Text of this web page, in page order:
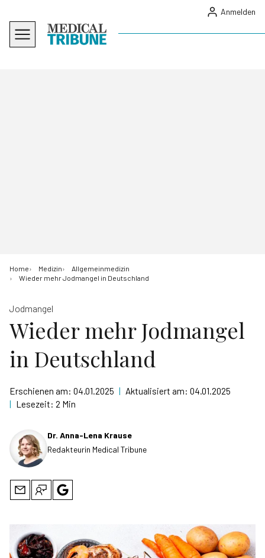
Anmelden
Home Medizin
Allgemeinmedizin
Wieder mehr Jodmangel in Deutschland
Jodmangel
Wieder mehr Jodmangel
in Deutschland
Erschienen am: 04.01.2025 | Aktualisiert am: 04.01.2025
| Lesezeit: 2 Min
Dr. Anna-Lena Krause
Redakteurin Medical Tribune